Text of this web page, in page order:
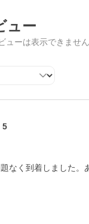
ュー
ューは表示できません
5
なく到着しました。